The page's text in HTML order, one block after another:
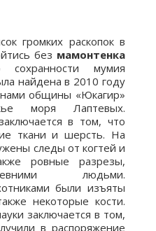
громких раскопок в
без мамонтенка
сохранности мумия
найдена в 2010 году
общины «Юкагир»
моря Лаптевых.
в том, что
ткани и шерсть. На
следы от когтей и
ровные разрезы,
людьми.
были изъяты
некоторые кости.
заключается в том,
в распоряжение